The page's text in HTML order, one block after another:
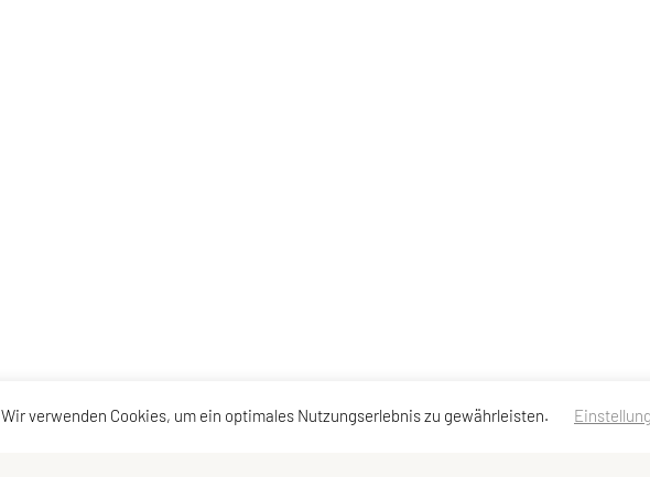
Wir verwenden Cookies, um ein optimales Nutzungserlebnis zu gewährleisten.